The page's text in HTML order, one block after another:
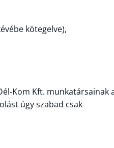
kötegelve),
Kom Kft. munkatársainak
úgy szabad csak